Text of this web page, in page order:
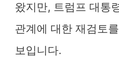
왔지만, 트럼프 대통
관계에 대한 재검토
보입니다.